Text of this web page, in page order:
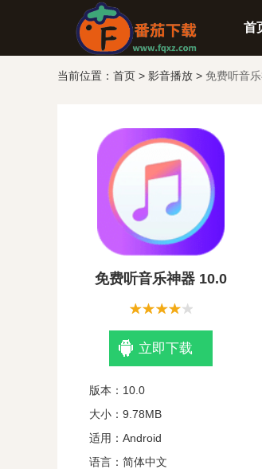
首
当前位置： 首页 > 影音播放 > 免费听音
免费听音乐神器 10.0
立即下载
版本：10.0
大小：9.78MB
适用：Android
语言：简体中文